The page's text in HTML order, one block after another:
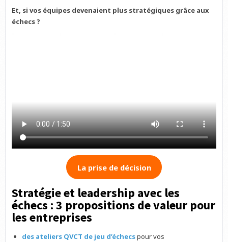
Et, si vos équipes devenaient plus stratégiques grâce aux
échecs ?
La prise de décision
Stratégie et leadership avec les
échecs : 3 propositions de valeur pour
les entreprises
des ateliers QVCT de jeu d’échecspour vos